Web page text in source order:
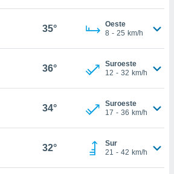
35°
Oeste
8 - 25 km/h
36°
Suroeste
12 - 32 km/h
34°
Suroeste
17 - 36 km/h
32°
Sur
21 - 42 km/h